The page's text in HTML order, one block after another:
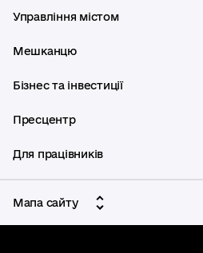
Управління містом
Мешканцю
Бізнес та інвестиції
Пресцентр
Для працівників
Мапа сайту